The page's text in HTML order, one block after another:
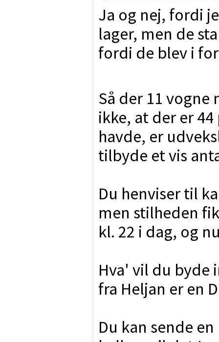
Ja og nej, fordi
lager, men de
fordi de blev i
Så der 11 vogne
ikke, at der er
havde, er
tilbyde et vis
Du henviser til
men stilheden
kl. 22 i dag, og
Hva' vil du byde
fra Heljan er en
Du kan sende